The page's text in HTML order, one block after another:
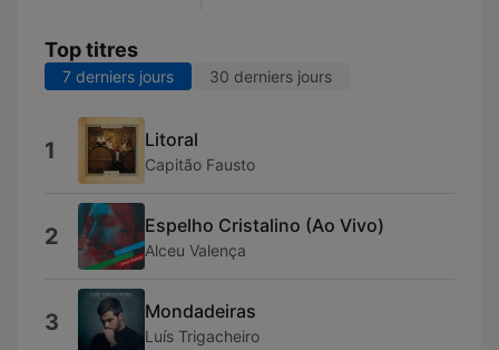
Top titres
7 derniers jours 30 derniers jours
1 Litoral
Capitão Fausto
2 Espelho Cristalino (Ao Vivo)
Alceu Valença
3 Mondadeiras
Luís Trigacheiro